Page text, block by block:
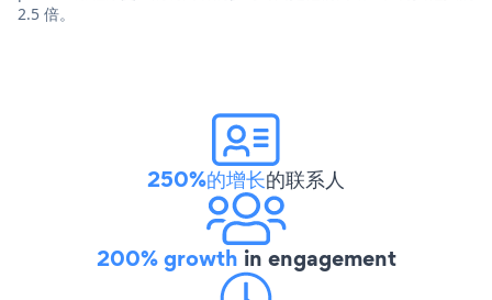
2.5 倍。
250%的增长的联系人
200% growth in engagement